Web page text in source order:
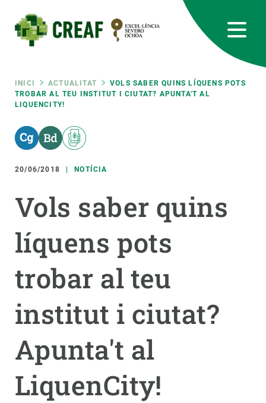
contingut
Fil
d'ariadna
INICI ACTUALITAT
VOLS SABER QUINS LÍQUENS POTS
TROBAR AL TEU INSTITUT I CIUTAT? APUNTA'T AL
LIQUENCITY!
20/06/2018 NOTÍCIA
Vols saber quins
líquens pots
trobar al teu
institut i ciutat?
Apunta't al
LiquenCity!
RRSS
Featured
responsive
Responsive
menu
RECERCA
CIÈNCIA EN ACCIÓ
NOTÍCIES I AGENDA